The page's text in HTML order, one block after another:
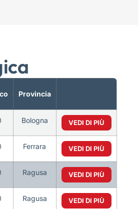
Provincia
Bologna VEDI DI PIÙ
Ferrara VEDI DI PIÙ
Ragusa VEDI DI PIÙ
Ragusa VEDI DI PIÙ